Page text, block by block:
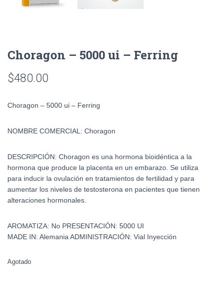
Choragon – 5000 ui – Ferring
$480.00
Choragon – 5000 ui – Ferring
NOMBRE COMERCIAL: Choragon
DESCRIPCIÓN: Choragon es una hormona bioidéntica a la
hormona que produce la placenta en un embarazo. Se utiliza
para inducir la ovulación en tratamientos de fertilidad y para
aumentar los niveles de testosterona en pacientes que tienen
alteraciones hormonales.
AROMATIZA: No PRESENTACIÓN: 5000 UI
MADE IN: Alemania ADMINISTRACIÓN: Vial Inyección
Agotado